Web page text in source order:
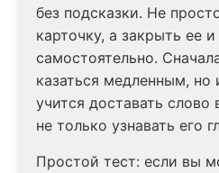
без подсказки. Не
карточку, а закрыть ее
самостоятельно.
казаться медленным, но
учится доставать
не только узнавать его
Простой тест: если вы